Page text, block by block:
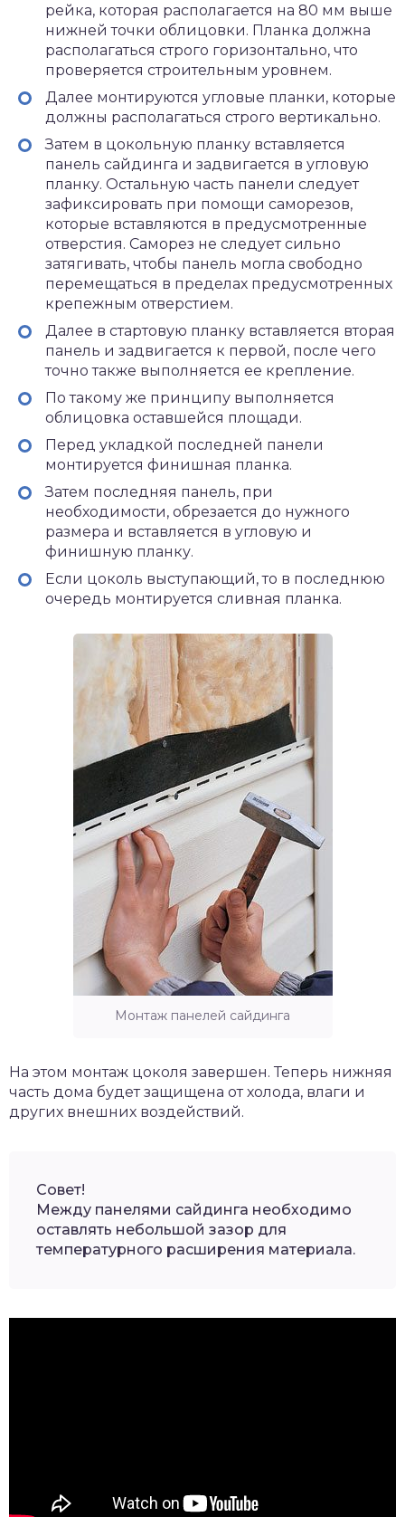
рейка, которая располагается на 80 мм выше
нижней точки облицовки. Планка должна
располагаться строго горизонтально, что
проверяется строительным уровнем.
Далее монтируются угловые планки, которые
должны располагаться строго вертикально.
Затем в цокольную планку вставляется
панель сайдинга и задвигается в угловую
планку. Остальную часть панели следует
зафиксировать при помощи саморезов,
которые вставляются в предусмотренные
отверстия. Саморез не следует сильно
затягивать, чтобы панель могла свободно
перемещаться в пределах предусмотренных
крепежным отверстием.
Далее в стартовую планку вставляется вторая
панель и задвигается к первой, после чего
точно также выполняется ее крепление.
По такому же принципу выполняется
облицовка оставшейся площади.
Перед укладкой последней панели
монтируется финишная планка.
Затем последняя панель, при
необходимости, обрезается до нужного
размера и вставляется в угловую и
финишную планку.
Если цоколь выступающий, то в последнюю
очередь монтируется сливная планка.
Монтаж панелей сайдинга
На этом монтаж цоколя завершен. Теперь нижняя
часть дома будет защищена от холода, влаги и
других внешних воздействий.
Совет!
Между панелями сайдинга необходимо
оставлять небольшой зазор для
температурного расширения материала.